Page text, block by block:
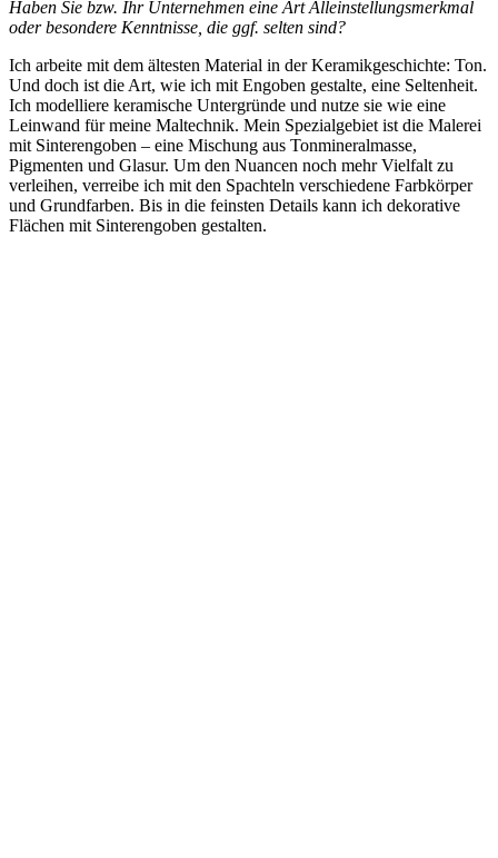
Haben Sie bzw. Ihr Unternehmen eine Art Alleinstellungsmerkmal
oder besondere Kenntnisse, die ggf. selten sind?
Ich arbeite mit dem ältesten Material in der Keramikgeschichte: Ton.
Und doch ist die Art, wie ich mit Engoben gestalte, eine Seltenheit.
Ich modelliere keramische Untergründe und nutze sie wie eine
Leinwand für meine Maltechnik. Mein Spezialgebiet ist die Malerei
mit Sinterengoben – eine Mischung aus Tonmineralmasse,
Pigmenten und Glasur. Um den Nuancen noch mehr Vielfalt zu
verleihen, verreibe ich mit den Spachteln verschiedene Farbkörper
und Grundfarben. Bis in die feinsten Details kann ich dekorative
Flächen mit Sinterengoben gestalten.